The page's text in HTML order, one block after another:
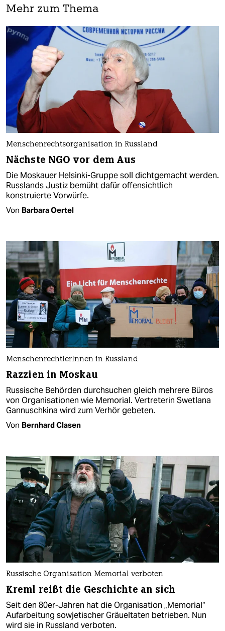
Mehr zum Thema
Menschenrechtsorganisation in Russland
Nächste NGO vor dem Aus
Die Moskauer Helsinki-Gruppe soll dichtgemacht werden.
Russlands Justiz bemüht dafür offensichtlich
konstruierte Vorwürfe.
Von Barbara Oertel
MenschenrechtlerInnen in Russland
Razzien in Moskau
Russische Behörden durchsuchen gleich mehrere Büros
von Organisationen wie Memorial. Vertreterin Swetlana
Gannuschkina wird zum Verhör gebeten.
Von Bernhard Clasen
Russische Organisation Memorial verboten
Kreml reißt die Geschichte an sich
Seit den 80er-Jahren hat die Organisation „Memorial“
Aufarbeitung sowjetischer Gräueltaten betrieben. Nun
wird sie in Russland verboten.